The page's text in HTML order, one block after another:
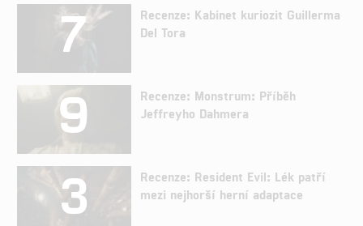
7
Recenze: Kabinet kuriozit Guillerma
Del Tora
9
Recenze: Monstrum: Příběh
Jeffreyho Dahmera
3
Recenze: Resident Evil: Lék patří
mezi nejhorší herní adaptace